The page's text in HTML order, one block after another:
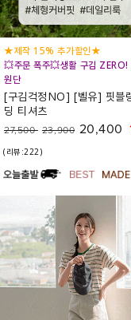
★제작 15% 추가할인★
💥주문 폭주💥생활 구김 ZERO!
원단
[구김걱정NO] [벨유] 핏블
딩 티셔츠
27,500 23,900 20,400
(리뷰:222)